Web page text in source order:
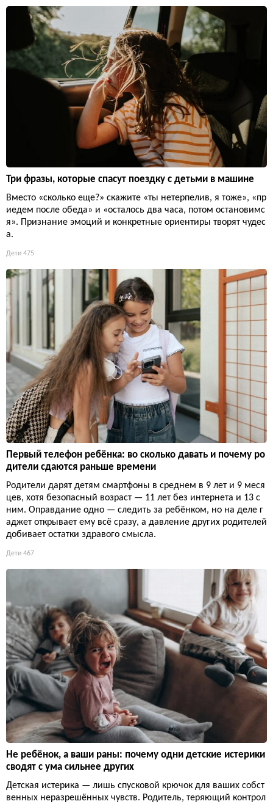
Три фразы, которые спасут поездку с детьми в машине
Вместо «сколько еще?» скажите «ты нетерпелив, я тоже», «пр
иедем после обеда» и «осталось два часа, потом остановимс
я». Признание эмоций и конкретные ориентиры творят чудес
а.
Дети 475
Первый телефон ребёнка: во сколько давать и почему ро
дители сдаются раньше времени
Родители дарят детям смартфоны в среднем в 9 лет и 9 меся
цев, хотя безопасный возраст — 11 лет без интернета и 13 с
ним. Оправдание одно — следить за ребёнком, но на деле г
аджет открывает ему всё сразу, а давление других родителей
добивает остатки здравого смысла.
Дети 467
Не ребёнок, а ваши раны: почему одни детские истерики
сводят с ума сильнее других
Детская истерика — лишь спусковой крючок для ваших собст
венных неразрешённых чувств. Родитель, теряющий контрол